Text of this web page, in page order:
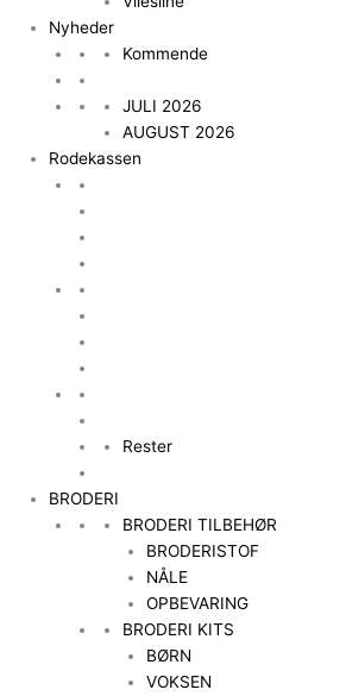
Nyheder
Kommende
JULI 2026
AUGUST 2026
Rodekassen
Rester
BRODERI
BRODERI TILBEHØR
BRODERISTOF
NÅLE
OPBEVARING
BRODERI KITS
BØRN
VOKSEN